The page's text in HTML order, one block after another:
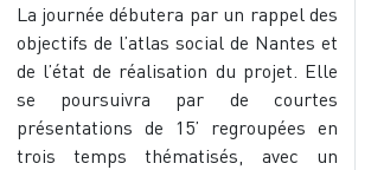
La journée débutera par un rappel des
objectifs de l’atlas social de Nantes et
de l’état de réalisation du projet. Elle
se poursuivra par de courtes
présentations de 15’ regroupées en
trois temps thématisés, avec un